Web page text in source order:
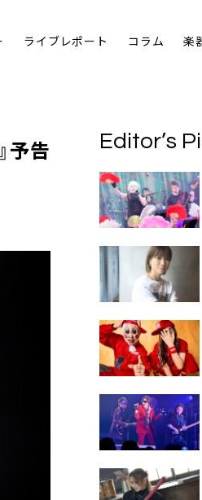
ライブレポート コラム 楽
予告
Editor’s